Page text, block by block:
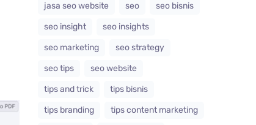
jasa seo website
seo
seo bisnis
seo insight
seo insights
seo marketing
seo strategy
seo tips
seo website
tips and trick
tips bisnis
tips branding
tips content marketing